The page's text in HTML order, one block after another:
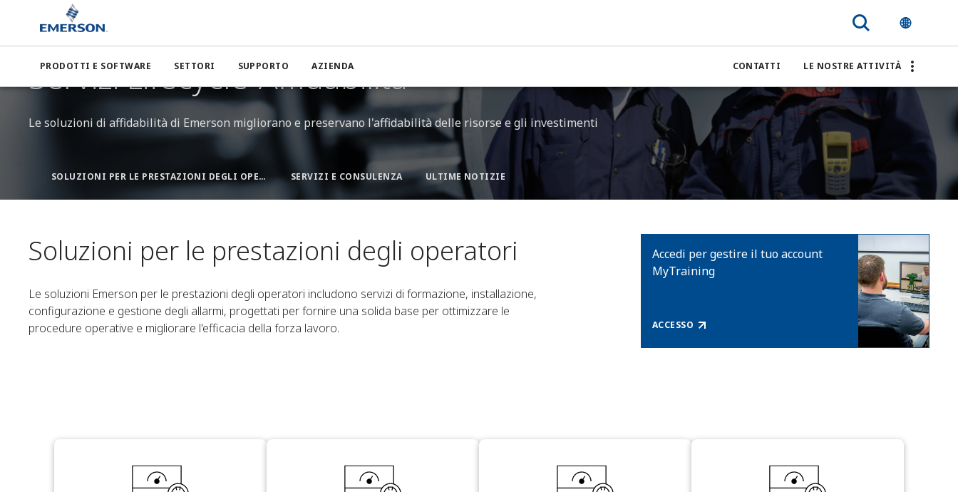
PRODOTTI E SOFTWARE SETTORI SUPPORTO AZIENDA CONTATTI LE NOSTRE ATTIVITÀ
Emerson Servizi per l'intero ciclo di vita
Servizi Lifecycle-Affidabilità
Le soluzioni di affidabilità di Emerson migliorano e preservano l'affidabilità delle risorse e gli investimenti
SOLUZIONI PER LE PRESTAZIONI DEGLI OPERATORI SERVIZI E CONSULENZA ULTIME NOTIZIE
Soluzioni per le prestazioni degli operatori
Le soluzioni Emerson per le prestazioni degli operatori includono servizi di formazione, installazione,
configurazione e gestione degli allarmi, progettati per fornire una solida base per ottimizzare le
procedure operative e migliorare l'efficacia della forza lavoro.
Accedi per gestire il tuo account
MyTraining
ACCESSO